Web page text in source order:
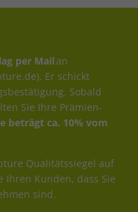
per Mailan
Er schickt
Sobald
Sie Ihre Prämien-
beträgt ca. 10% vom
Qualitätssiegel auf
Ihren Kunden, dass Sie
sind.